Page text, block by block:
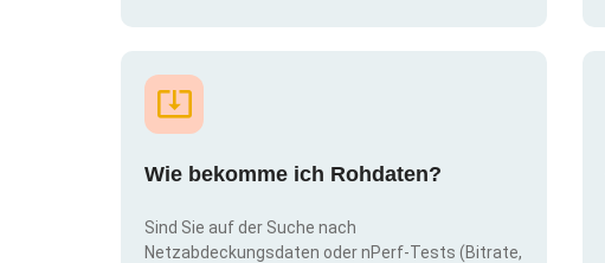
Wie bekomme ich Rohdaten?
Sind Sie auf der Suche nach
Netzabdeckungsdaten oder nPerf-Tests (Bitrate,